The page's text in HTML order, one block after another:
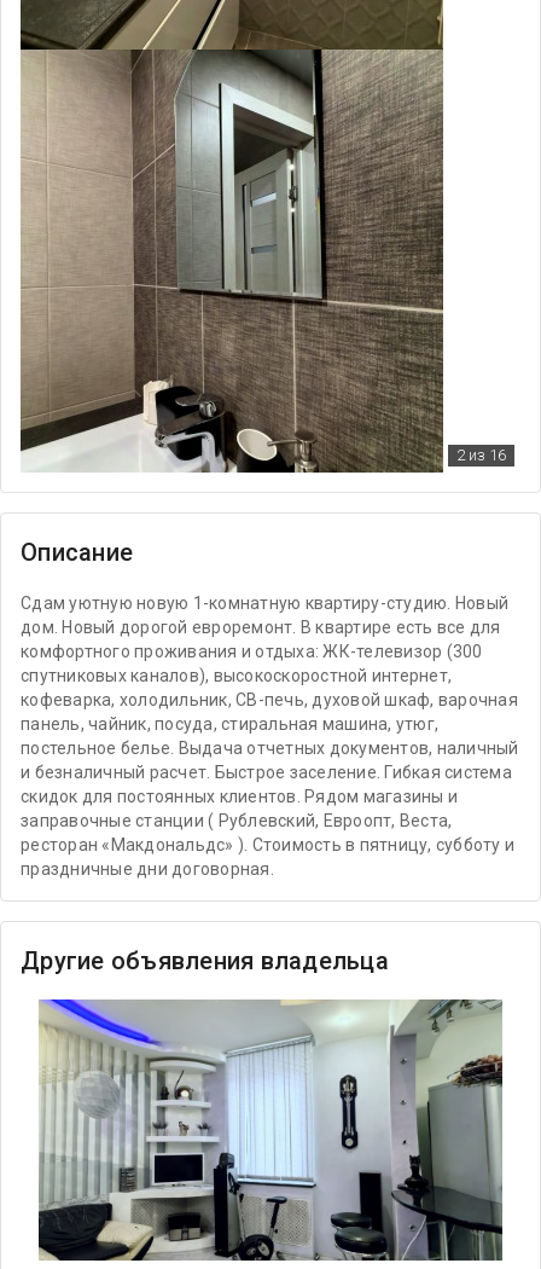
2из 16
Описание
Сдам уютную новую 1-комнатную квартиру-студию. Новый
дом. Новый дорогой евроремонт. В квартире есть все для
комфортного проживания и отдыха: ЖК-телевизор (300
спутниковых каналов), высокоскоростной интернет,
кофеварка, холодильник, СВ-печь, духовой шкаф, варочная
панель, чайник, посуда, стиральная машина, утюг,
постельное белье. Выдача отчетных документов, наличный
и безналичный расчет. Быстрое заселение. Гибкая система
скидок для постоянных клиентов. Рядом магазины и
заправочные станции ( Рублевский, Евроопт, Веста,
ресторан «Макдональдс» ). Стоимость в пятницу, субботу и
праздничные дни договорная.
Другие объявления владельца